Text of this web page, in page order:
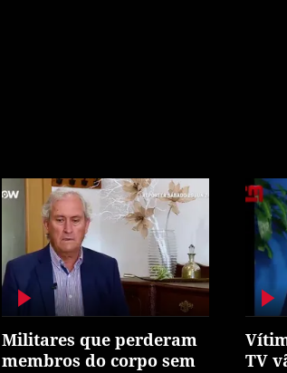
Militares que perderam
membros do corpo sem
TV